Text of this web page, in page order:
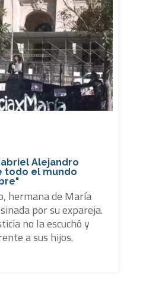
Alejandro
todo el mundo
hermana de María
por su expareja.
no la escuchó y
a sus hijos.